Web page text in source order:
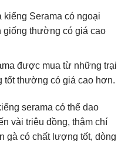
Serama có ngoại
giống thường có giá cao
được mua từ những trại
tốt thường có giá cao hơn.
serama có thể dao
vài triệu đồng, thậm chí
gà có chất lượng tốt, dòng